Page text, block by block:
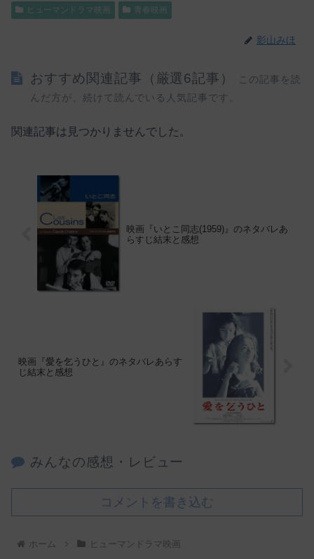
ヒューマンドラマ映画 青春映画
影山みほ
おすすめ関連記事（厳選6記事）
この記事を読
んだ方が、続けて読んでいる人気記事です。
関連記事は見つかりませんでした。
映画『いとこ同志(1959)』のネタバレあ
らすじ結末と感想
映画『愛を乞うひと』のネタバレあらす
じ結末と感想
みんなの感想・レビュー
コメントを書き込む
ホーム ヒューマンドラマ映画